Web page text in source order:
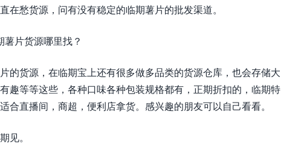
愁货源，问有没有稳定的临期薯片的批发渠道。
的货源，在临期宝上还有很多做多品类的货源仓库，也会存储大
趣等等这些，各种口味各种包装规格都有，正期折扣的，临期特
直播间，商超，便利店拿货。感兴趣的朋友可以自己看看。
见。